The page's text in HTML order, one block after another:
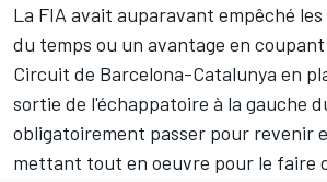
La FIA avait auparavant empêché
du temps ou un avantage en
Circuit de Barcelona-Catalunya en
sortie de l'échappatoire à la gauche
obligatoirement passer pour revenir
mettant tout en oeuvre pour le faire